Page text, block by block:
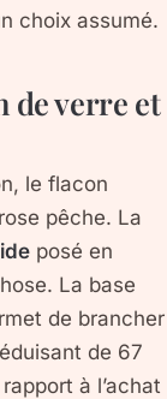
choix assumé.
de verre et
, le flacon
pêche. La
posé en
La base
de brancher
de 67
à l’achat